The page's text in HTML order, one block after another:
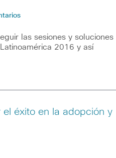
las sesiones y soluciones
2016 y así
éxito en la adopción y